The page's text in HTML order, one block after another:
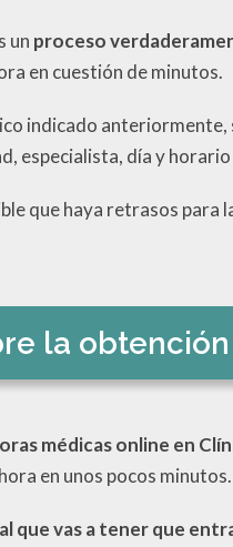
un proceso
en cuestión de minutos.
indicado anteriormente,
especialista, día y
que haya retrasos para
la
médicas online en
en unos pocos minutos.
que vas a tener que